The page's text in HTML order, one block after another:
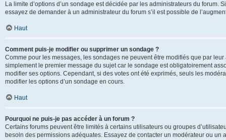
La limite d’options d’un sondage est décidée par les administrateurs du
essayez de demander à un administrateur du forum s’il est possible de
Haut
Comment puis-je modifier ou supprimer un sondage ?
Comme pour les messages, les sondages ne peuvent être modifiés que par
simplement le premier message du sujet car le sondage est obligatoirement
modifier ses options. Cependant, si des votes ont été exprimés, seuls les
modifier les options d’un sondage en cours.
Haut
Pourquoi ne puis-je pas accéder à un forum ?
Certains forums peuvent être limités à certains utilisateurs ou groupes
besoin des permissions adéquates. Essayez de contacter un modérateur ou